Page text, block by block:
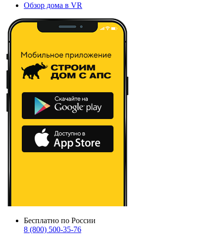
Обзор дома в VR
Бесплатно по России
8 (800) 500-35-76